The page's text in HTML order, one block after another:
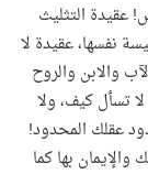
عقيدة التثليث
نفسها، عقيدة لا
والابن والروح
تسأل كيف، ولا
عقلك المحدود!
بها كما